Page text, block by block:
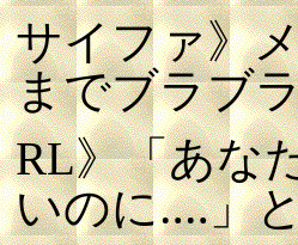
サイファ》
までブラブ
RL》「あな
いのに‥‥」